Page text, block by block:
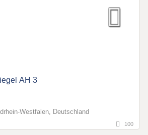
AH 3
Westfalen, Deutschland
100